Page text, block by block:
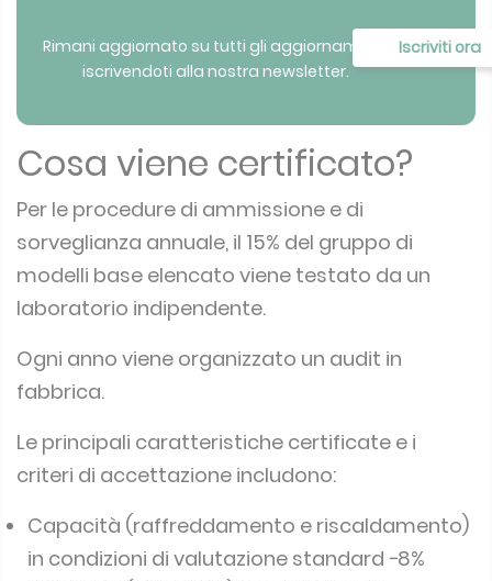
Rimani aggiornato su tutti gli aggiornamenti
iscrivendoti alla nostra newsletter.
Iscriviti ora
Cosa viene certificato?
Per le procedure di ammissione e di
sorveglianza annuale, il 15% del gruppo di
modelli base elencato viene testato da un
laboratorio indipendente.
Ogni anno viene organizzato un audit in
fabbrica.
Le principali caratteristiche certificate e i
criteri di accettazione includono:
Capacità (raffreddamento e riscaldamento)
in condizioni di valutazione standard −8%